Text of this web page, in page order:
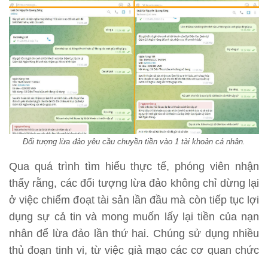
Đối tượng lừa đảo yêu cầu chuyền tiền vào 1 tài khoản cá nhân.
Qua quá trình tìm hiểu thực tế, phóng viên nhận
thấy rằng, các đối tượng lừa đảo không chỉ dừng lại
ở việc chiếm đoạt tài sản lần đầu mà còn tiếp tục lợi
dụng sự cả tin và mong muốn lấy lại tiền của nạn
nhân để lừa đảo lần thứ hai. Chúng sử dụng nhiều
thủ đoạn tinh vi, từ việc giả mạo các cơ quan chức